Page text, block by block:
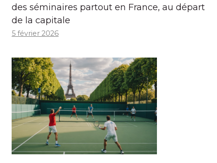
des séminaires partout en France, au départ
de la capitale
5 février 2026